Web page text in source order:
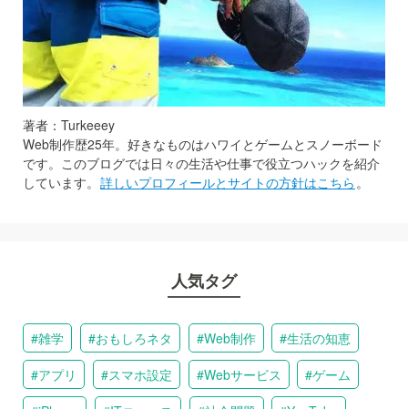
著者：Turkeeey
Web制作歴25年。好きなものはハワイとゲームとスノーボード
です。このブログでは日々の生活や仕事で役立つハックを紹介
しています。 詳しいプロフィールとサイトの方針はこちら 。
人気タグ
雑学 おもしろネタ Web制作
生活の知恵
アプリ
スマホ設定 Webサービス
ゲーム